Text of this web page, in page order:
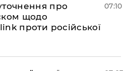
про
щодо
проти російської
07:10